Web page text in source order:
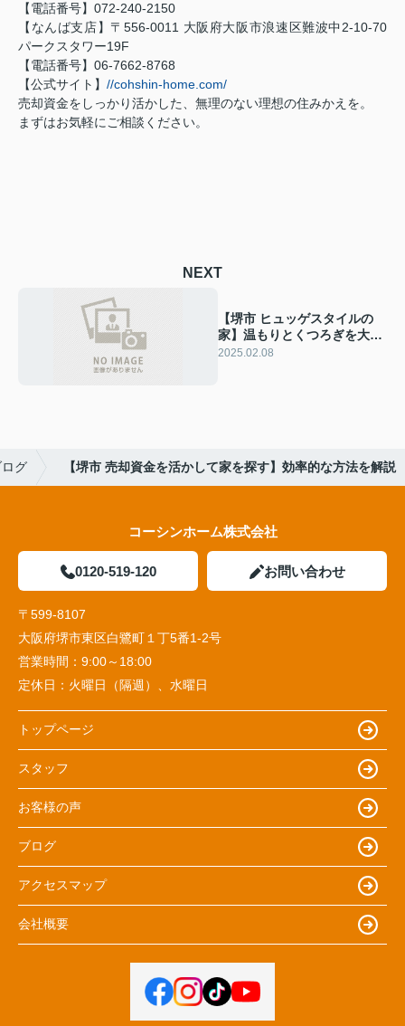
【電話番号】072-240-2150
【なんば支店】〒556-0011 大阪府大阪市浪速区難波中2-10-70
パークスタワー19F
【電話番号】06-7662-8768
【公式サイト】 //cohshin-home.com/
売却資金をしっかり活かした、無理のない理想の住みかえを。
まずはお気軽にご相談ください。
NEXT
【堺市 ヒュッゲスタイルの
家】温もりとくつろぎを大切
にした空間
2025.02.08
グ 【堺市 売却資金を活かして家を探す】効率的な方法を解説
コーシンホーム株式会社
0120-519-120 お問い合わせ
〒599-8107
大阪府堺市東区白鷺町１丁5番1‐2号
営業時間： 9:00～18:00
定休日： 火曜日（隔週）、水曜日
トップページ
スタッフ
お客様の声
ブログ
アクセスマップ
会社概要